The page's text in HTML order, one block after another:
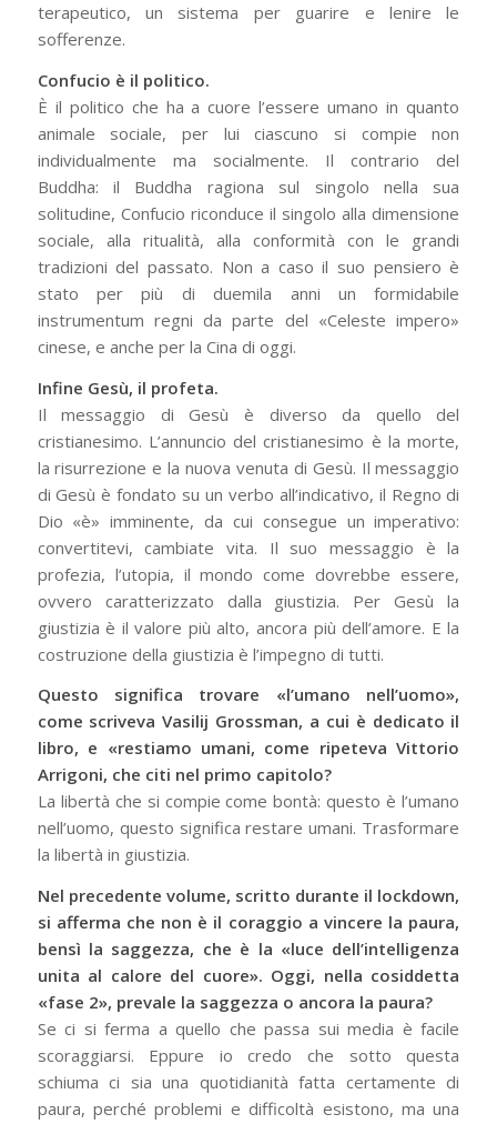
terapeutico, un sistema per guarire e lenire le
sofferenze.
Confucio è il politico.
È il politico che ha a cuore l’essere umano in quanto
animale sociale, per lui ciascuno si compie non
individualmente ma socialmente. Il contrario del
Buddha: il Buddha ragiona sul singolo nella sua
solitudine, Confucio riconduce il singolo alla dimensione
sociale, alla ritualità, alla conformità con le grandi
tradizioni del passato. Non a caso il suo pensiero è
stato per più di duemila anni un formidabile
instrumentum regni da parte del «Celeste impero»
cinese, e anche per la Cina di oggi.
Infine Gesù, il profeta.
Il messaggio di Gesù è diverso da quello del
cristianesimo. L’annuncio del cristianesimo è la morte,
la risurrezione e la nuova venuta di Gesù. Il messaggio
di Gesù è fondato su un verbo all’indicativo, il Regno di
Dio «è» imminente, da cui consegue un imperativo:
convertitevi, cambiate vita. Il suo messaggio è la
profezia, l’utopia, il mondo come dovrebbe essere,
ovvero caratterizzato dalla giustizia. Per Gesù la
giustizia è il valore più alto, ancora più dell’amore. E la
costruzione della giustizia è l’impegno di tutti.
Questo significa trovare «l’umano nell’uomo»,
come scriveva Vasilij Grossman, a cui è dedicato il
libro, e «restiamo umani, come ripeteva Vittorio
Arrigoni, che citi nel primo capitolo?
La libertà che si compie come bontà: questo è l’umano
nell’uomo, questo significa restare umani. Trasformare
la libertà in giustizia.
Nel precedente volume, scritto durante il lockdown,
si afferma che non è il coraggio a vincere la paura,
bensì la saggezza, che è la «luce dell’intelligenza
unita al calore del cuore». Oggi, nella cosiddetta
«fase 2», prevale la saggezza o ancora la paura?
Se ci si ferma a quello che passa sui media è facile
scoraggiarsi. Eppure io credo che sotto questa
schiuma ci sia una quotidianità fatta certamente di
paura, perché problemi e difficoltà esistono, ma una